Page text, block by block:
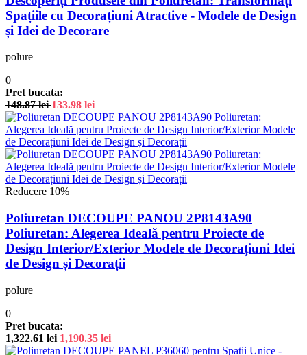
Spațiile cu Decorațiuni Atractive - Modele de Design
și Idei de Decorare
polure
0
Pret bucata:
148.87lei 133.98 lei
Reducere 10%
Poliuretan DECOUPE PANOU 2P8143A90
Poliuretan: Alegerea Ideală pentru Proiecte de
Design Interior/Exterior Modele de Decorațiuni Idei
de Design și Decorații
polure
0
Pret bucata:
1,322.61lei 1,190.35 lei